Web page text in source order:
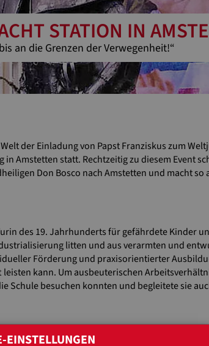
STATION IN
an die Grenzen der Verwegenheit!“
der Einladung von Papst Franziskus zum
Amstetten statt. Rechtzeitig zu diesem Event
Don Bosco nach Amstetten und macht
des 19. Jahrhunderts für gefährdete Kinder
litten und aus verarmten und
Förderung und praxisorientierter
kann. Um ausbeuterischen
Schule besuchen konnten und begleitete sie
und lebt in den weltweiten Don Bosco-
EINSTELLUNGEN